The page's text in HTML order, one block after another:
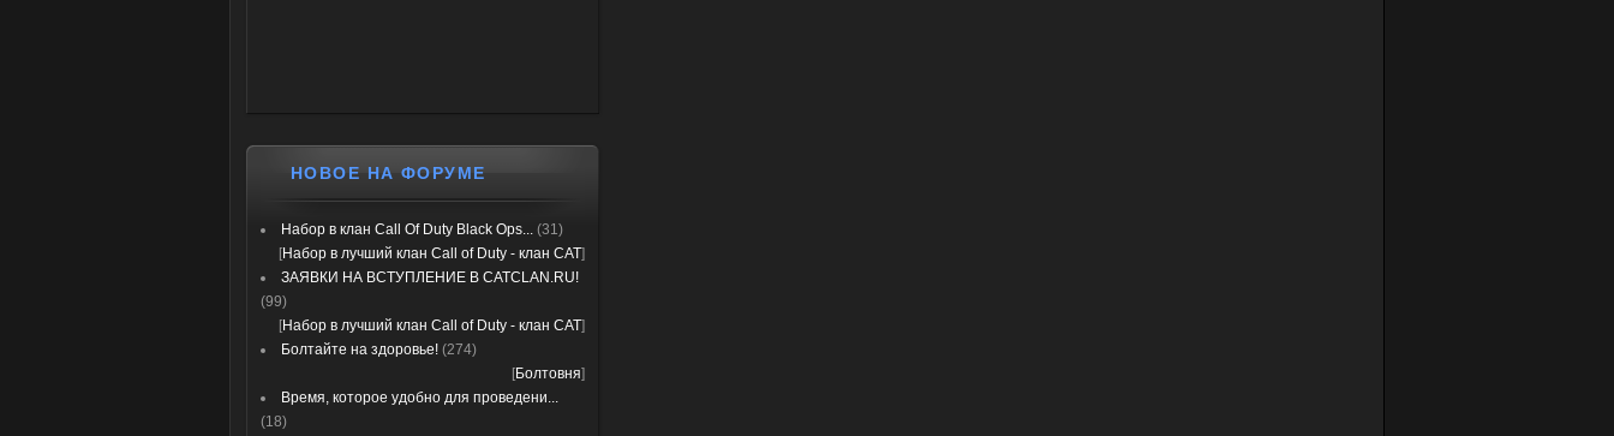
НОВОЕ НА ФОРУМЕ
Набор в клан Call Of Duty Black Ops... (31)
[Набор в лучший клан Call of Duty - клан CAT]
ЗАЯВКИ НА ВСТУПЛЕНИЕ В CATCLAN.RU!
(99)
[Набор в лучший клан Call of Duty - клан CAT]
Болтайте на здоровье! (274)
[Болтовня]
Время, которое удобно для проведени...
(18)